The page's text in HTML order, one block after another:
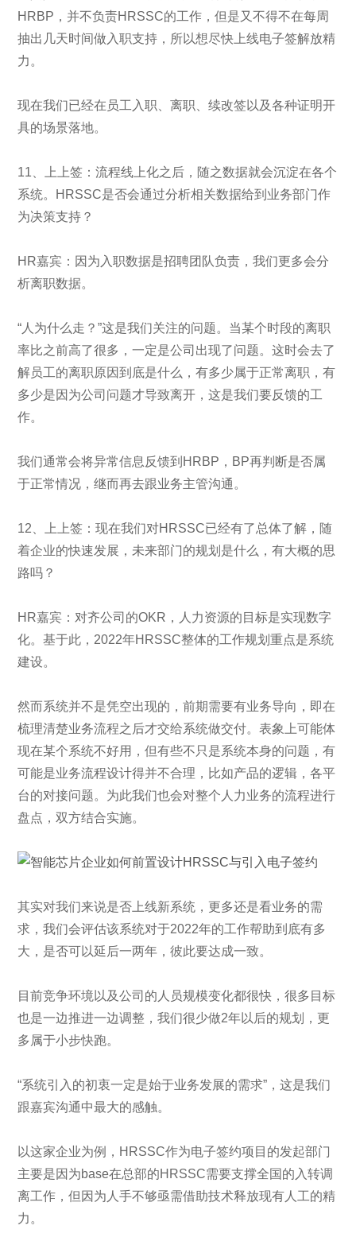
HRBP，并不负责HRSSC的工作，但是又不得不在每周
抽出几天时间做入职支持，所以想尽快上线电子签解放精
力。
现在我们已经在员工入职、离职、续改签以及各种证明开
具的场景落地。
11、上上签：流程线上化之后，随之数据就会沉淀在各个
系统。HRSSC是否会通过分析相关数据给到业务部门作
为决策支持？
HR嘉宾：因为入职数据是招聘团队负责，我们更多会分
析离职数据。
“人为什么走？”这是我们关注的问题。当某个时段的离职
率比之前高了很多，一定是公司出现了问题。这时会去了
解员工的离职原因到底是什么，有多少属于正常离职，有
多少是因为公司问题才导致离开，这是我们要反馈的工
作。
我们通常会将异常信息反馈到HRBP，BP再判断是否属
于正常情况，继而再去跟业务主管沟通。
12、上上签：现在我们对HRSSC已经有了总体了解，随
着企业的快速发展，未来部门的规划是什么，有大概的思
路吗？
HR嘉宾：对齐公司的OKR，人力资源的目标是实现数字
化。基于此，2022年HRSSC整体的工作规划重点是系统
建设。
然而系统并不是凭空出现的，前期需要有业务导向，即在
梳理清楚业务流程之后才交给系统做交付。表象上可能体
现在某个系统不好用，但有些不只是系统本身的问题，有
可能是业务流程设计得并不合理，比如产品的逻辑，各平
台的对接问题。为此我们也会对整个人力业务的流程进行
盘点，双方结合实施。
其实对我们来说是否上线新系统，更多还是看业务的需
求，我们会评估该系统对于2022年的工作帮助到底有多
大，是否可以延后一两年，彼此要达成一致。
目前竞争环境以及公司的人员规模变化都很快，很多目标
也是一边推进一边调整，我们很少做2年以后的规划，更
多属于小步快跑。
“系统引入的初衷一定是始于业务发展的需求”，这是我们
跟嘉宾沟通中最大的感触。
以这家企业为例，HRSSC作为电子签约项目的发起部门
主要是因为base在总部的HRSSC需要支撑全国的入转调
离工作，但因为人手不够亟需借助技术释放现有人工的精
力。